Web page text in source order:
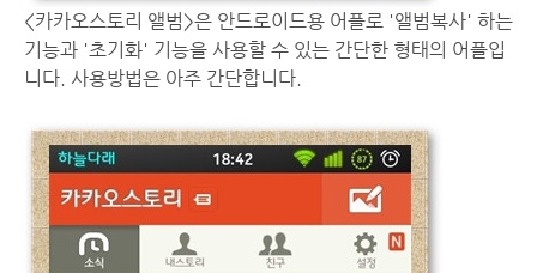
<카카오스토리 앨범>은 안드로이드용 어플로 '앨범복사' 하는
기능과 '초기화' 기능을 사용할 수 있는 간단한 형태의 어플입
니다. 사용방법은 아주 간단합니다.